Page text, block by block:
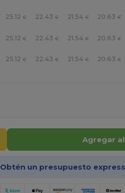
25.12 € 22.43 € 21.54 € 20.63 €
25.12 € 22.43 € 21.54 € 20.63 €
25.12 € 22.43 € 21.54 € 20.63 €
Agregar
Obtén un presupuesto express